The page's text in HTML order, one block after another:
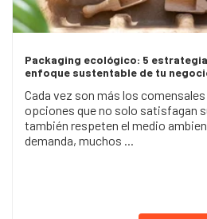
Packaging ecológico: 5
enfoque sustentable de tu
Cada vez son más los
opciones que no solo satisfagan
también respeten el medio
demanda, muchos ...